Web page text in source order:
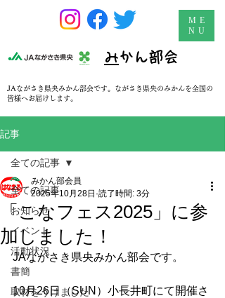
​みかん部会
ME
NU
JAながさき県央みかん部会です。ながさき県央のみかんを全国の
皆様へお届けします。
記事
全ての記事
お知らせ
イベント
活動状況
書簡
取材をうけました
全ての記事
「こなフェス2025」に参
加しました！
みかん部会員
2025年10月28日 読了時間: 3分
JAながさき県央みかん部会です。
10月26日（SUN）小長井町にて開催さ